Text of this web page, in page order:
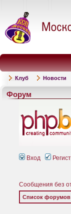
Клуб Новости
Форум
Вход
Сообщения без
Список форумов